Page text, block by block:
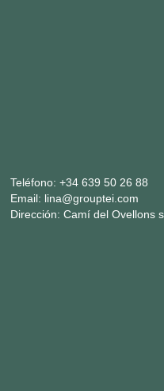
Teléfono:+34 639 50 26 88
Email: lina@grouptei.com
Dirección: Camí del Ovellons